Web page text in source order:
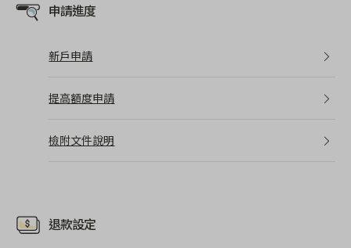
申請進度
新戶申請
提高額度申請
檢附文件說明
退款設定